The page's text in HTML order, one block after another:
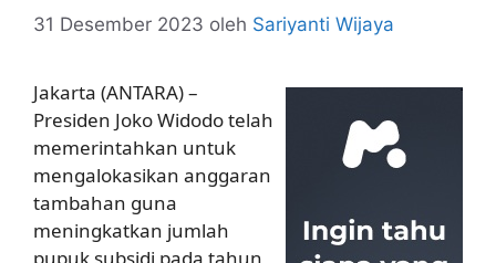
31 Desember 2023 oleh Sariyanti Wijaya
Jakarta (ANTARA) –
Presiden Joko Widodo telah
memerintahkan untuk
mengalokasikan anggaran
tambahan guna
meningkatkan jumlah